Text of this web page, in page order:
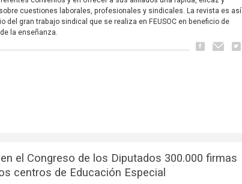
cuestiones laborales, profesionales y sindicales. La revista es así
del gran trabajo sindical que se realiza en FEUSOC en beneficio de
la enseñanza.
en el Congreso de los Diputados 300.000 firmas
centros de Educación Especial